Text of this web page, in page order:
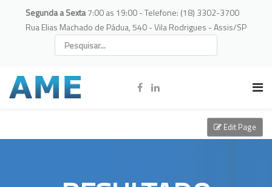
Segunda a Sexta7:00 as 19:00 - Telefone: (18) 3302-3700
Rua Elias Machado de Pádua, 540 - Vila Rodrigues - Assis/SP
Edit Page